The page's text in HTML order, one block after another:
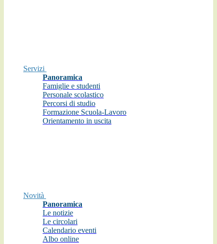
Servizi
Panoramica
Famiglie e studenti
Personale scolastico
Percorsi di studio
Formazione Scuola-Lavoro
Orientamento in uscita
Novità
Panoramica
Le notizie
Le circolari
Calendario eventi
Albo online